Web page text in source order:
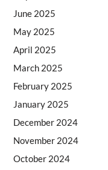
June 2025
May 2025
April 2025
March 2025
February 2025
January 2025
December 2024
November 2024
October 2024